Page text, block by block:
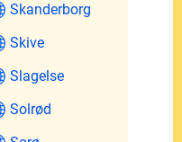
Skanderborg
Skive
Slagelse
Solrød